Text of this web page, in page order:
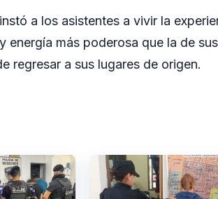
a los asistentes a vivir la
energía más poderosa que la de
regresar a sus lugares de origen.